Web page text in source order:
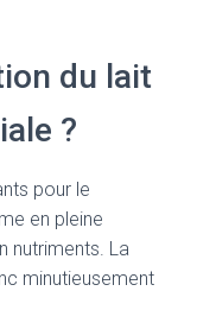
du lait
?
pour le
en pleine
nutriments. La
minutieusement